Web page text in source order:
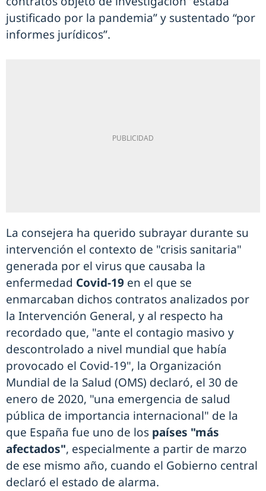
justificado por la pandemia” y sustentado “por
informes jurídicos”.
La consejera ha querido subrayar durante su
intervención el contexto de "crisis sanitaria"
generada por el virus que causaba la
enfermedad Covid-19 en el que se
enmarcaban dichos contratos analizados por
la Intervención General, y al respecto ha
recordado que, "ante el contagio masivo y
descontrolado a nivel mundial que había
provocado el Covid-19", la Organización
Mundial de la Salud (OMS) declaró, el 30 de
enero de 2020, "una emergencia de salud
pública de importancia internacional" de la
que España fue uno de los países "más
afectados", especialmente a partir de marzo
de ese mismo año, cuando el Gobierno central
declaró el estado de alarma.